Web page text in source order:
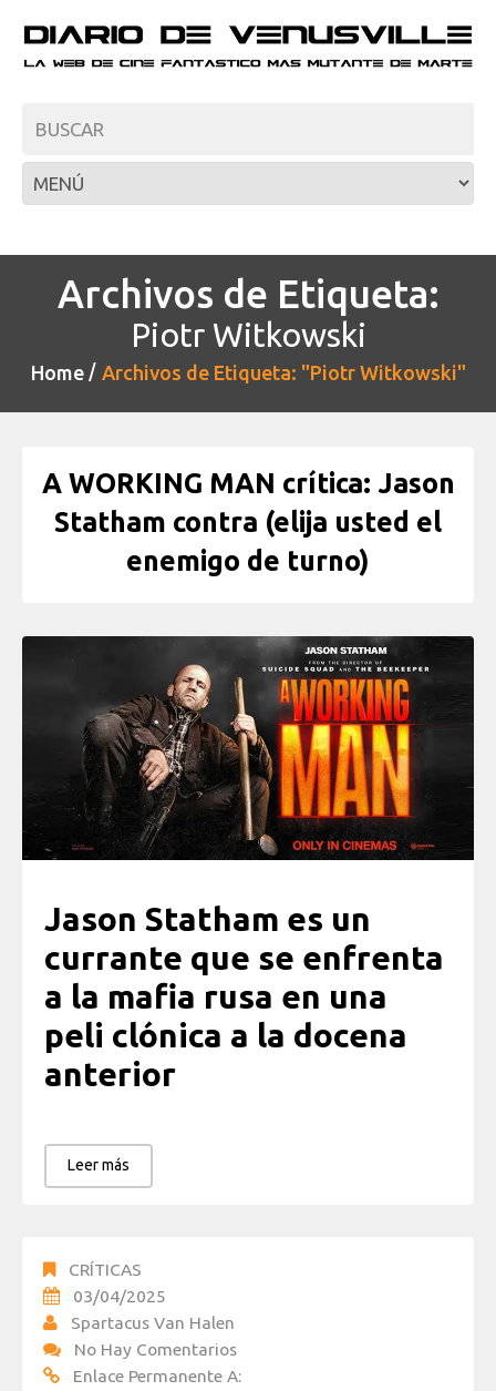
Archivos de Etiqueta:
Piotr Witkowski
Home Archivos de Etiqueta: "Piotr Witkowski"
A WORKING MAN crítica: Jason
Statham contra (elija usted el
enemigo de turno)
Jason Statham es un
currante que se enfrenta
a la mafia rusa en una
peli clónica a la docena
anterior
Leer más
CRÍTICAS
03/04/2025
Spartacus Van Halen
No Hay Comentarios
Enlace Permanente A: